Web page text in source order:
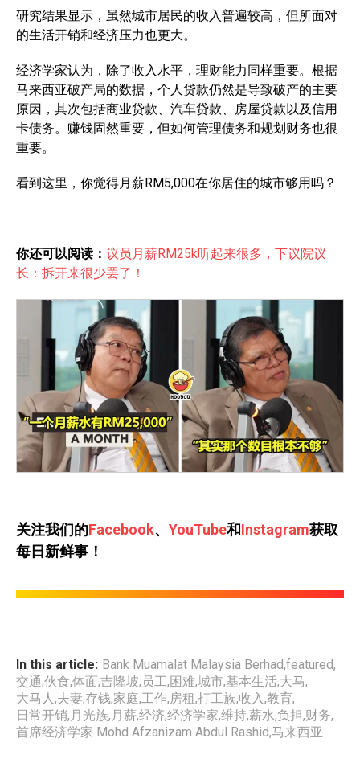
研究结果显示，虽然城市居民的收入普遍较高，但所面对
的生活开销和经济压力也更大。
经济学家认为，除了收入水平，理财能力同样重要。根据
马来西亚破产局的数据，个人贷款仍然是导致破产的主要
原因，其次包括商业贷款、汽车贷款、房屋贷款以及信用
卡债务。赚钱固然重要，但如何管理债务和规划财务也很
重要。
看到这里，你觉得月薪RM5,000在你居住的城市够用吗？
你还可以阅读： 议员月薪RM25k听起来很多，下议院议
长：拆开来很少罢了！
关注我们的Facebook、 YouTube和Instagram获取
每日新鲜事！
In this article: Bank Muamalat Malaysia Berhad,featured,
交通,伙食,体面,吉隆坡, 员工,困难,城市,基本生活,大马,
大马人 ,夫妻,存钱,家庭,工作,房租,打工族,收入 ,教育,
日常开销, 月光族, 月薪,经济,经济学家,维持,薪水,负担,财务,
首席经济学家 Mohd Afzanizam Abdul Rashid,马来西亚